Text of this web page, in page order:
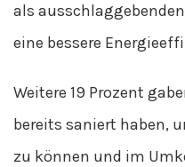
als
eine bessere
Weitere 19 Prozent
bereits saniert haben,
zu können und im